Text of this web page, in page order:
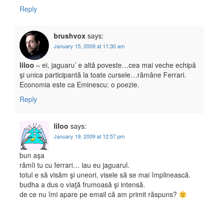
Reply
brushvox says:
January 15, 2009 at 11:30 am
liloo – ei, jaguaru’ e altă poveste…cea mai veche echipă
şi unica participantă la toate cursele…rămâne Ferrari.
Economia este ca Eminescu: o poezie.
Reply
liloo says:
January 19, 2009 at 12:57 pm
bun aşa
rămîi tu cu ferrari… iau eu jaguarul.
totul e să visăm şi uneori, visele să se mai împlinească.
budha a dus o viaţă frumoasă şi intensă.
de ce nu îmi apare pe email că am primit răspuns?